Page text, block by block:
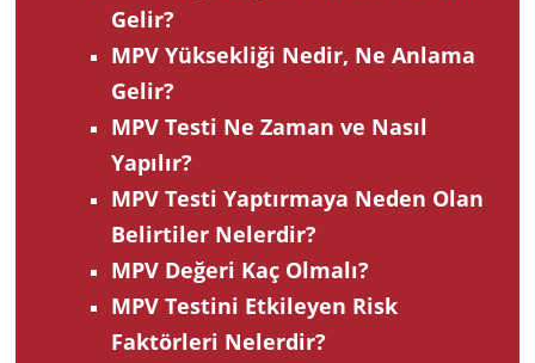
Gelir?
MPV Yüksekliği Nedir, Ne Anlama
Gelir?
MPV Testi Ne Zaman ve Nasıl
Yapılır?
MPV Testi Yaptırmaya Neden Olan
Belirtiler Nelerdir?
MPV Değeri Kaç Olmalı?
MPV Testini Etkileyen Risk
Faktörleri Nelerdir?